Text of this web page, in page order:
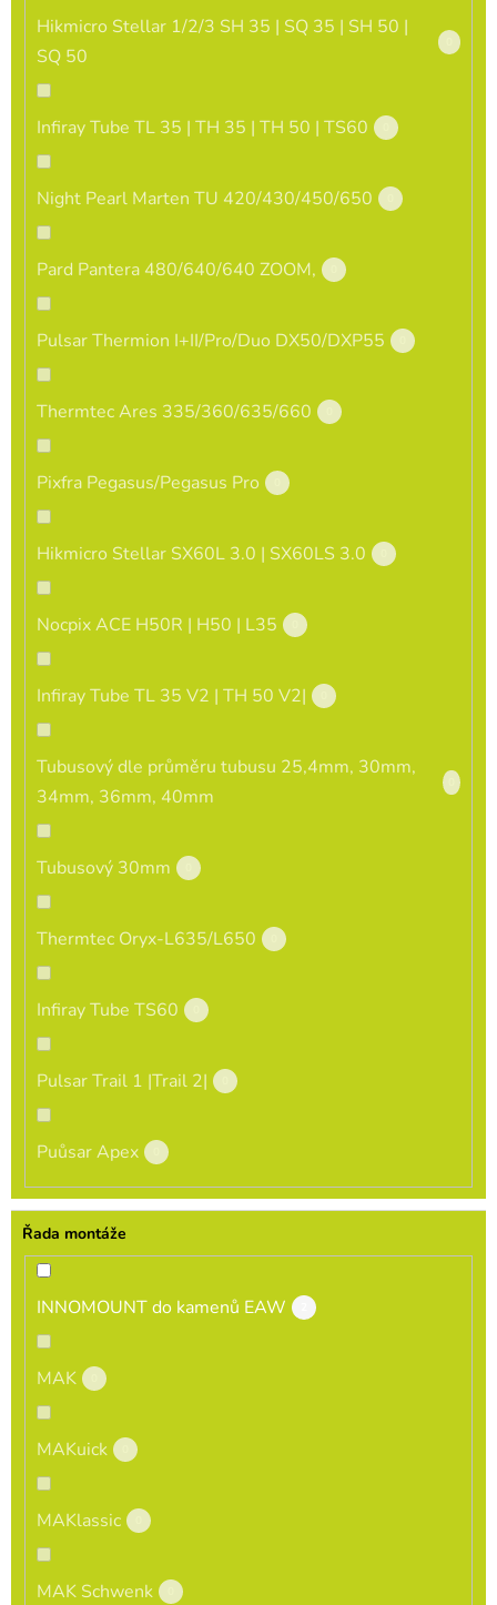
Hikmicro Stellar 1/2/3 SH 35 | SQ 35 | SH 50 |
SQ 50
Infiray Tube TL 35 | TH 35 | TH 50 | TS60
Night Pearl Marten TU 420/430/450/650
Pard Pantera 480/640/640 ZOOM,
Pulsar Thermion I+II/Pro/Duo DX50/DXP55
Thermtec Ares 335/360/635/660
Pixfra Pegasus/Pegasus Pro
Hikmicro Stellar SX60L 3.0 | SX60LS 3.0
Nocpix ACE H50R | H50 | L35
Infiray Tube TL 35 V2 | TH 50 V2|
Tubusový dle průměru tubusu 25,4mm, 30mm,
34mm, 36mm, 40mm
Tubusový 30mm
Thermtec Oryx-L635/L650
Infiray Tube TS60
Pulsar Trail 1 |Trail 2|
Puůsar Apex
Řada montáže
INNOMOUNT do kamenů EAW
MAK
MAKuick
MAKlassic
MAK Schwenk